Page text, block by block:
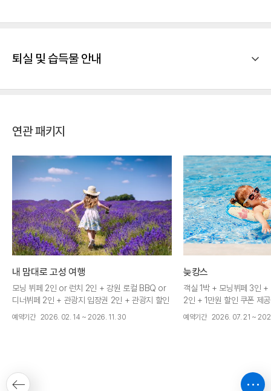
퇴실 및 습득물 안내
연관 패키지
내 맘대로 고성 여행
모닝 뷔페 2인 or 런치 2인 + 강원 로컬 BBQ or
디너뷔페 2인 + 관광지 입장권 2인 + 관광지 할인
권 + 주중(월~목) 얼리체크인 13시 or 레이트체크
예약기간 2026. 02. 14 ~ 2026. 11. 30
늦캉스
객실 1박 + 모닝뷔페 3인 +
2인 + 1만원 할인 쿠폰 제공
예약기간 2026. 07. 21 ~